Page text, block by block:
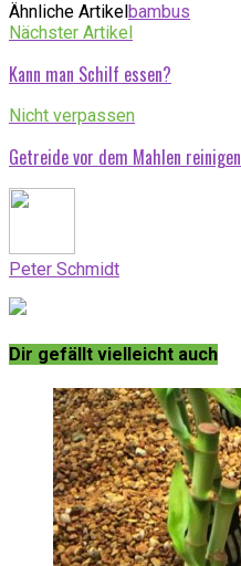
Ähnliche Artikel bambus
Nächster Artikel
Kann man Schilf essen?
Nicht verpassen
Getreide vor dem Mahlen reinigen
Peter Schmidt
Dir gefällt vielleicht auch